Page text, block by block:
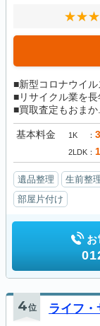
■新型コロナウイ
■リサイクル業を
■買取査定もおまか...
基本料金 1K
2LDK
遺品整理 生前整
部屋片付け
4位 ライフ